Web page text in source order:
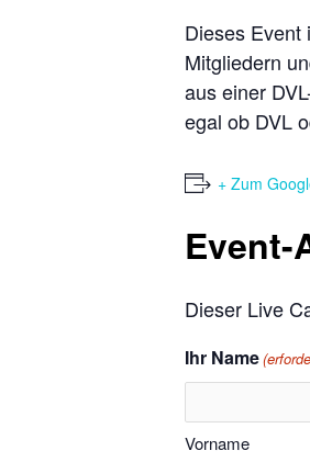
Dieses Event
Mitgliedern
aus einer
egal ob DVL
+ Zum
Event-
Dieser Live
Ihr Name
Vorname